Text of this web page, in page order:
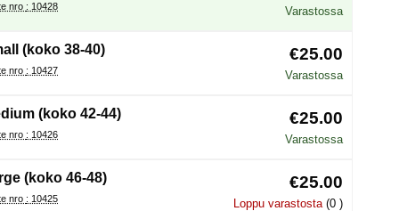
Tuote nro : 10428 Varastossa
(koko 38-40)
Tuote nro : 10427
€25.00
Varastossa
(koko 42-44)
Tuote nro : 10426
€25.00
Varastossa
(koko 46-48)
Tuote nro : 10425
€25.00
Loppu varastosta (0 )